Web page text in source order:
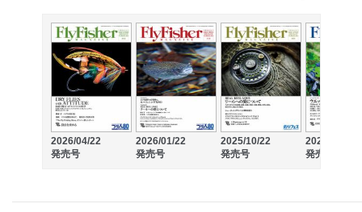
2026/04/22
発売号
2026/01/22
発売号
2025/10/22
発売号
2025/07/22
発売号